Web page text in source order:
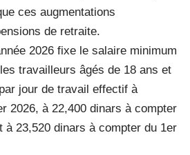
ces augmentations
de retraite.
2026 fixe le salaire minimum
travailleurs âgés de 18 ans et
jour de travail effectif à
2026, à 22,400 dinars à compter
à 23,520 dinars à compter du 1er